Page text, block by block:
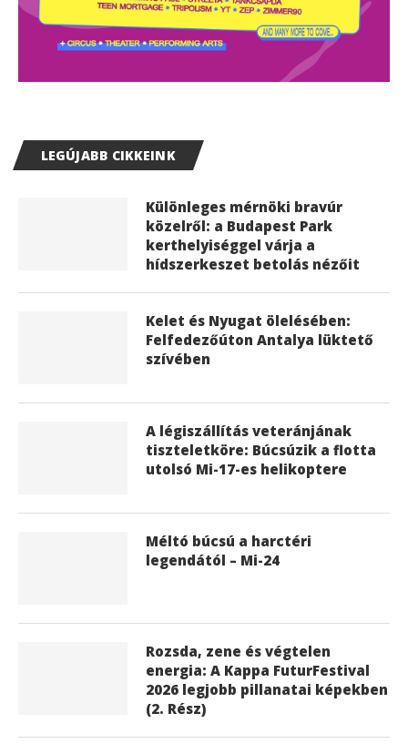
LEGÚJABB CIKKEINK
Különleges mérnöki bravúr
közelről: a Budapest Park
kerthelyiséggel várja a
hídszerkeszet betolás nézőit
Kelet és Nyugat ölelésében:
Felfedezőúton Antalya lüktető
szívében
A légiszállítás veteránjának
tiszteletköre: Búcsúzik a flotta
utolsó Mi-17-es helikoptere
Méltó búcsú a harctéri
legendától – Mi-24
Rozsda, zene és végtelen
energia: A Kappa FuturFestival
2026 legjobb pillanatai képekben
(2. Rész)